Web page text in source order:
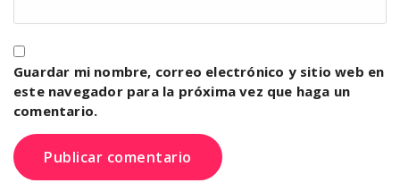
Guardar mi nombre, correo electrónico y sitio web en
este navegador para la próxima vez que haga un
comentario.